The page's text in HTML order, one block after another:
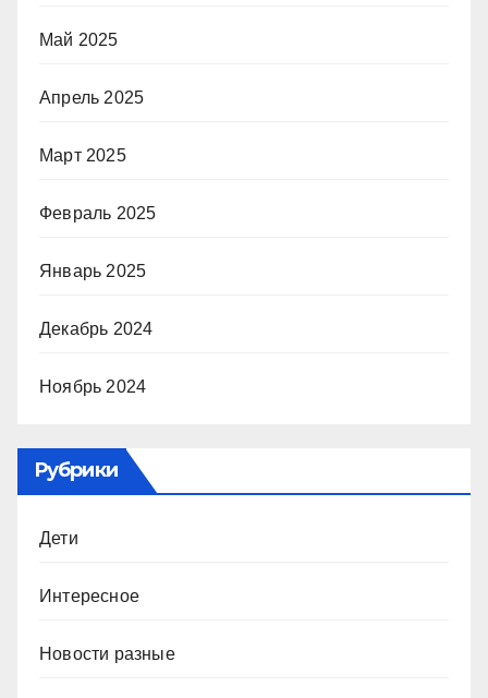
Май 2025
Апрель 2025
Март 2025
Февраль 2025
Январь 2025
Декабрь 2024
Ноябрь 2024
Рубрики
Дети
Интересное
Новости разные